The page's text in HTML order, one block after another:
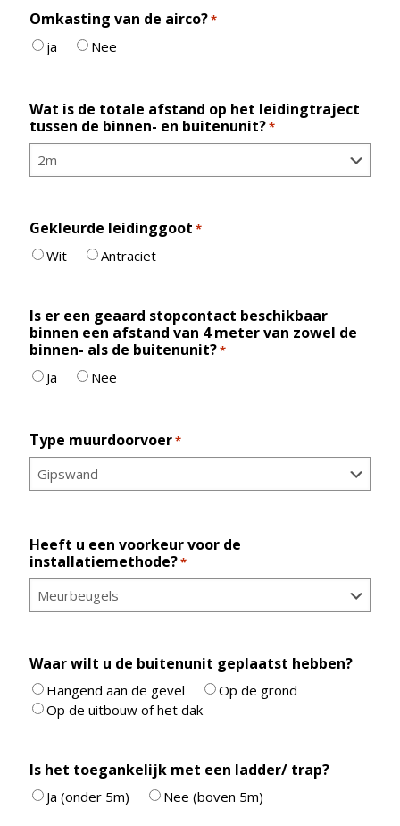
Omkasting van de airco?*
ja Nee
Wat is de totale afstand op het leidingtraject
tussen de binnen- en buitenunit?*
Gekleurde leidinggoot *
Wit Antraciet
Is er een geaard stopcontact beschikbaar
binnen een afstand van 4 meter van zowel de
binnen- als de buitenunit?*
Ja Nee
Type muurdoorvoer*
Heeft u een voorkeur voor de
installatiemethode?*
Waar wilt u de buitenunit geplaatst hebben?
Hangend aan de gevel
Op de grond
Op de uitbouw of het dak
Is het toegankelijk met een ladder/ trap?
Ja (onder 5m) Nee (boven 5m)